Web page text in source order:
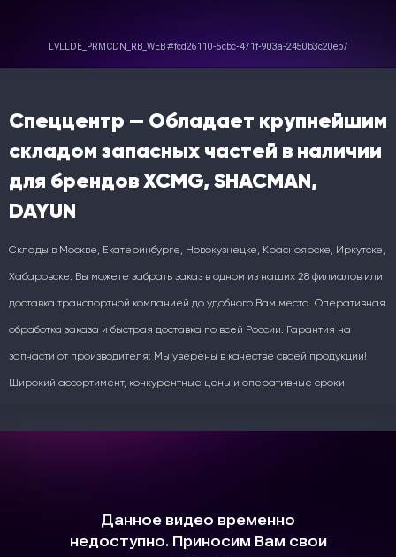
Спеццентр — Обладает крупнейшим
складом запасных частей в наличии
для брендов XCMG, SHACMAN,
DAYUN
Склады в Москве, Екатеринбурге, Новокузнецке, Красноярске, Иркутске,
Хабаровске. Вы можете забрать заказ в одном из наших 28 филиалов или
доставка транспортной компанией до удобного Вам места. Оперативная
обработка заказа и быстрая доставка по всей России. Гарантия на
запчасти от производителя: Мы уверены в качестве своей продукции!
Широкий ассортимент, конкурентные цены и оперативные сроки.